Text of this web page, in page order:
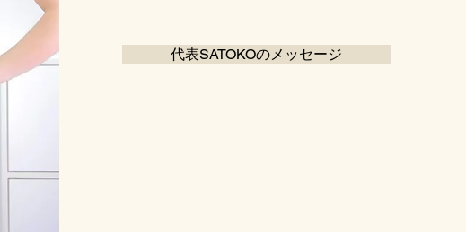
代表SATOKOのメッセージ